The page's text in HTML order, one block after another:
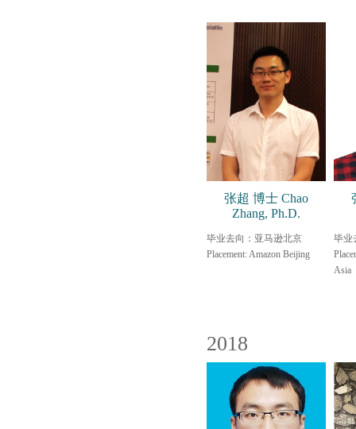
张超 博士 Chao
Zhang, Ph.D.
毕业去向：亚马逊北京
Placement: Amazon Beijing
毕业
Asia
2018